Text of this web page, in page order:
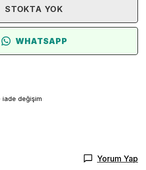
STOKTA YOK
WHATSAPP
iade değişim
Yorum Yap